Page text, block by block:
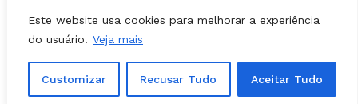
Este website usa cookies para melhorar a experiência
do usuário. Veja mais
Customizar Recusar Tudo Aceitar Tudo
Encontrou um erro de digitação?
e pressione
Ctrl + Enter